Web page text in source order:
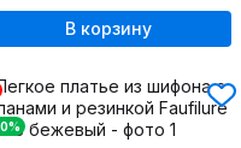
В корзину